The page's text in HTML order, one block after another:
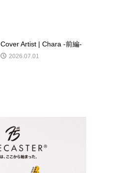
Cover Artist | Chara -前編-
2026.07.01